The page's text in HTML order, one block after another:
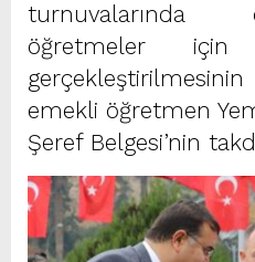
turnuvalarında
öğretmeler
emekli öğretmen
Şeref Belgesi’nin